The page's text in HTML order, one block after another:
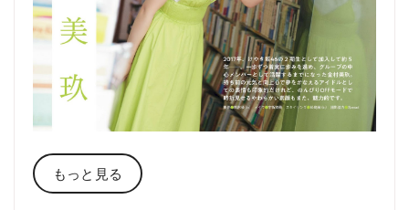
もっと見る